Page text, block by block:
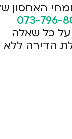
האחסון
073-796-
על כל שאלה
הדירה